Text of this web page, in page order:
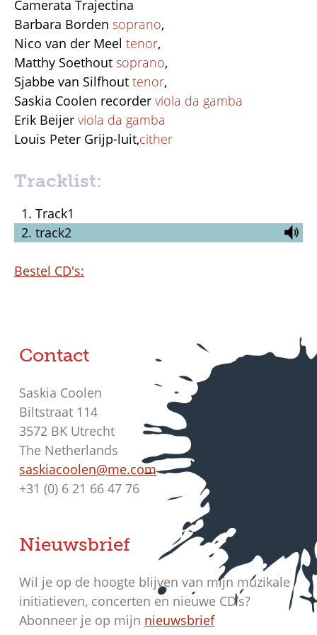
Camerata Trajectina
Barbara Borden soprano,
Nico van der Meel tenor,
Matthy Soethout soprano,
Sjabbe van Silfhout tenor,
Saskia Coolen recorder viola da gamba
Erik Beijer viola da gamba
Louis Peter Grijp-luit,cither
Tracklist:
Track1
track2
Bestel CD's:
Contact
Saskia Coolen
Biltstraat 114
3572 BK Utrecht
The Netherlands
saskiacoolen@me.com
+31 (0) 6 21 66 47 76
Nieuwsbrief
Wil je op de hoogte blijven van mijn muzikale
initiatieven, concerten en nieuwe CD’s?
Abonneer je op mijn nieuwsbrief